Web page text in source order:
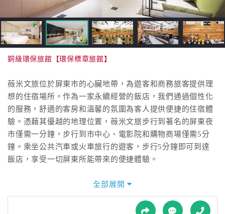
跟
飯
店
訂
HOT
特
色
民
宿
球
銅級環保旅館【環保標章旅館】
薇米文旅位於屏東市的心臟地帶，為遊客和商務旅客提供理
想的住宿場所。作為一家永續經營的飯店，我們通過個性化
的服務，舒適的客房和溫馨的氛圍為客人提供便捷的住宿體
驗。憑藉其優越的地理位置，薇米文旅步行到著名的屏東夜
市僅需一分鐘，步行到市中心、電影院和購物商場僅需5分
鐘。乘坐公共汽車或火車旅行的遊客，步行5分鐘即可到達
飯店，享受一切屏東所能帶來的便捷體驗。
Located in the heart of Pingtung City,Wemeet Hotel offers
the perfect accommodation for visitors and business
travelers. As a family-owned hotel, we create great
全部展開